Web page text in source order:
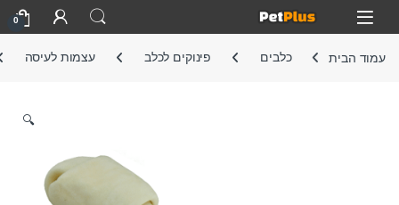
Skip to navigation
Skip to content
Open
0
עמוד הבית כלבים פינוקים לכלב עצמות לעיסה
🔍